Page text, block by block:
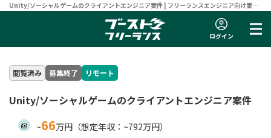
Unity/ソーシャルゲームのクライアントエンジニア案件 | フリーランスエンジニア向け案件
ログイン
閲覧済み 募集終了 リモート
Unity/ソーシャルゲームのクライアントエンジニア案件
~66万円（想定年収：~792万円）